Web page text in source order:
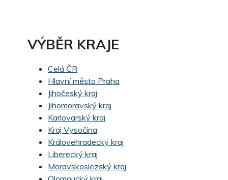
VÝBĚR KRAJE
Celá ČR
Hlavní město Praha
Jihočeský kraj
Jihomoravský kraj
Karlovarský kraj
Kraj Vysočina
Královehradecký kraj
Liberecký kraj
Moravskoslezský kraj